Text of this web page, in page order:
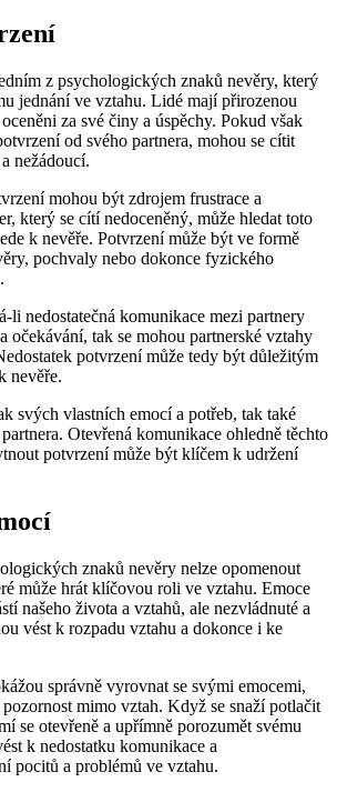
z psychologických znaků nevěry, který
jednání ve vztahu. Lidé mají přirozenou
za své činy a úspěchy. Pokud však
od svého partnera, mohou se cítit
nežádoucí.
mohou být zdrojem frustrace a
který se cítí nedoceněný, může hledat toto
k nevěře. Potvrzení může být ve formě
pochvaly nebo dokonce fyzického
li nedostatečná komunikace mezi partnery
očekávání, tak se mohou partnerské vztahy
potvrzení může tedy být důležitým
nevěře.
svých vlastních emocí a potřeb, tak také
Otevřená komunikace ohledně těchto
potvrzení může být klíčem k udržení
znaků nevěry nelze opomenout
může hrát klíčovou roli ve vztahu. Emoce
našeho života a vztahů, ale nezvládnuté a
vést k rozpadu vztahu a dokonce i ke
správně vyrovnat se svými emocemi,
mimo vztah. Když se snaží potlačit
se otevřeně a upřímně porozumět svému
k nedostatku komunikace a
pocitů a problémů ve vztahu.